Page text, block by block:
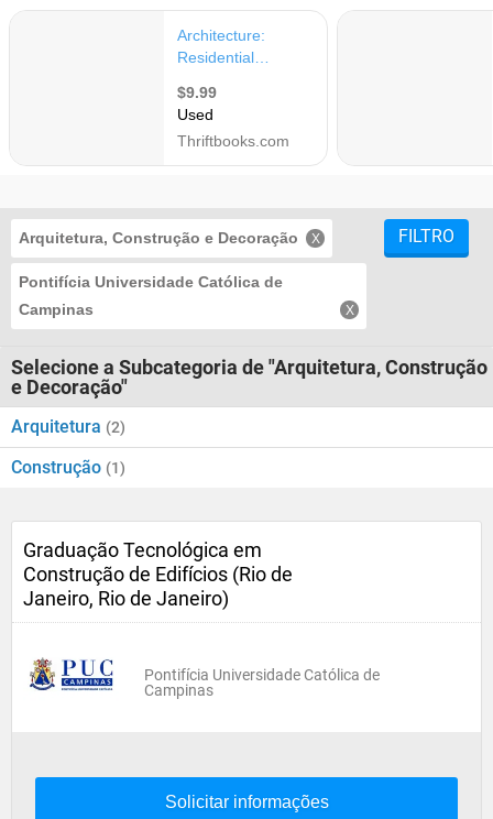
Arquitetura, Construção e Decoração
Pontifícia Universidade Católica de
Campinas
FILTRO
Selecione a Subcategoria de "Arquitetura, Construção
e Decoração"
Arquitetura (2)
Construção (1)
Graduação Tecnológica em
Construção de Edifícios (Rio de
Janeiro, Rio de Janeiro)
Pontifícia Universidade Católica de
Campinas
Solicitar informações